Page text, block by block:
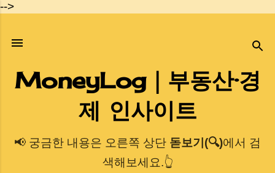
-->
기본 콘텐츠로 건너뛰기
MoneyLog｜부동산·경
제 인사이트
📢 궁금한 내용은 오른쪽 상단 돋보기(🔍)에서 검
색해보세요.👆